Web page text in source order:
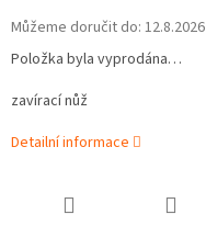
Můžeme doručit do: 12.8.2026
Položka byla vyprodána…
zavírací nůž
Detailní informace